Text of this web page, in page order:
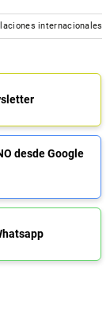
internacionales
desde Google